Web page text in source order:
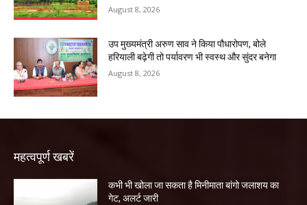
August 8, 2026
उप मुख्यमंत्री अरुण साव ने किया पौधारोपण, बोले
हरियाली बढ़ेगी तो पर्यावरण भी स्वस्थ और सुंदर बनेगा
August 8, 2026
महत्वपूर्ण खबरें
कभी भी खोला जा सकता है मिनीमाता बांगो जलाशय का
गेट, अलर्ट जारी